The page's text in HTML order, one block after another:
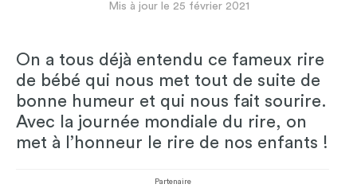
Mis à jour le 25 février 2021
On a tous déjà entendu ce fameux rire
de bébé qui nous met tout de suite de
bonne humeur et qui nous fait sourire.
Avec la journée mondiale du rire, on
met à l’honneur le rire de nos enfants !
Partenaire